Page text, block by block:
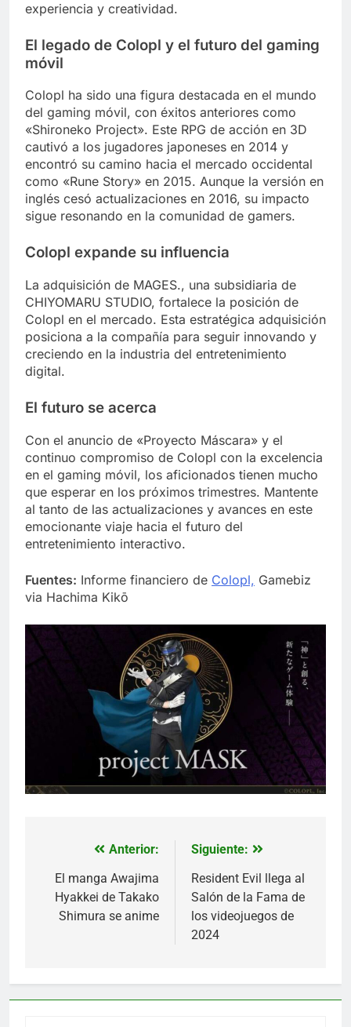
experiencia y creatividad.
El legado de Colopl y el futuro del gaming
móvil
Colopl ha sido una figura destacada en el mundo
del gaming móvil, con éxitos anteriores como
«Shironeko Project». Este RPG de acción en 3D
cautivó a los jugadores japoneses en 2014 y
encontró su camino hacia el mercado occidental
como «Rune Story» en 2015. Aunque la versión en
inglés cesó actualizaciones en 2016, su impacto
sigue resonando en la comunidad de gamers.
Colopl expande su influencia
La adquisición de MAGES., una subsidiaria de
CHIYOMARU STUDIO, fortalece la posición de
Colopl en el mercado. Esta estratégica adquisición
posiciona a la compañía para seguir innovando y
creciendo en la industria del entretenimiento
digital.
El futuro se acerca
Con el anuncio de «Proyecto Máscara» y el
continuo compromiso de Colopl con la excelencia
en el gaming móvil, los aficionados tienen mucho
que esperar en los próximos trimestres. Mantente
al tanto de las actualizaciones y avances en este
emocionante viaje hacia el futuro del
entretenimiento interactivo.
Fuentes: Informe financiero de Colopl, Gamebiz
via Hachima Kikō
Navegación
de
entradas
Anterior:
El manga Awajima
Hyakkei de Takako
Shimura se anime
Siguiente:
Resident Evil llega al
Salón de la Fama de
los videojuegos de
2024